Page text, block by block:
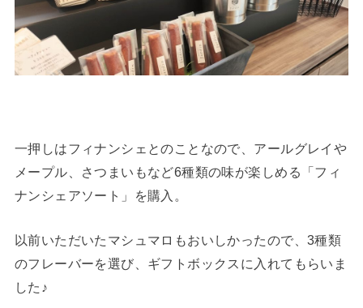
一押しはフィナンシェとのことなので、アールグレイや
メープル、さつまいもなど6種類の味が楽しめる「フィ
ナンシェアソート」を購入。
以前いただいたマシュマロもおいしかったので、3種類
のフレーバーを選び、ギフトボックスに入れてもらいま
した♪